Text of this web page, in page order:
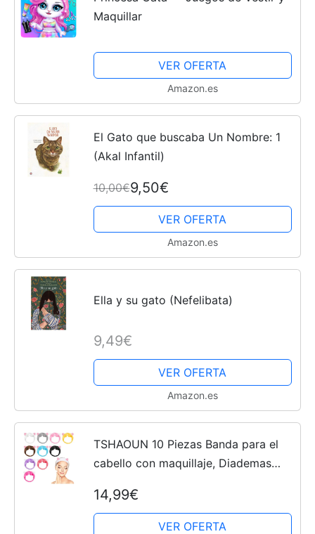
Maquillar
VER OFERTA
Amazon.es
El Gato que buscaba Un Nombre: 1
(Akal Infantil)
10,00€9,50€
VER OFERTA
Amazon.es
Ella y su gato (Nefelibata)
9,49€
VER OFERTA
Amazon.es
TSHAOUN 10 Piezas Banda para el
cabello con maquillaje, Diademas
Banda Facial de Cabeza, Orejas de
Gato Diademas mujer para...
14,99€
VER OFERTA